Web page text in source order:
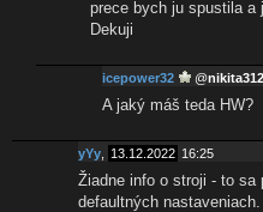
prece bych ju spustila a
Dekuji
icepower32 @
A jaký máš teda HW?
yYy 13.12.2022 16:25
Žiadne info o stroji - to
defaultných